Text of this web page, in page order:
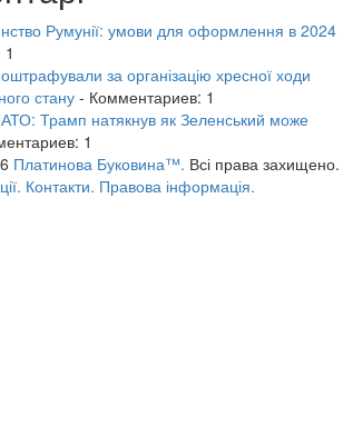
Румунії: умови для оформлення в 2024
за організацію хресної ходи
стану - Комментариев: 1
Трамп натякнув як Зеленський може
1
Платинова Буковина™. Всі права захищено.
Контакти. Правова інформація.